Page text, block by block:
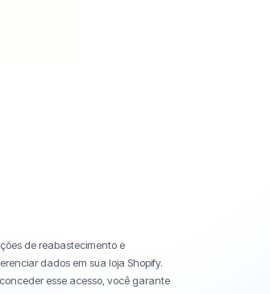
de reabastecimento e
dados em sua loja Shopify.
esse acesso, você garante